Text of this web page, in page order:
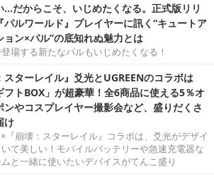
…だからこそ、いじめたくなる。正式版リリ
パルワールド』プレイヤーに訊く“キュートア
ョン×パル”の底知れぬ魅力とは
場する新たなパルもいじめたくなる！
スターレイル』爻光とUGREENのコラボは
フトBOX」が超豪華！全6商品に使える5％オ
ンやコスプレイヤー撮影会など、盛りだくさ
け
『崩壊：スターレイル』コラボは、爻光がデザイ
て美しい！モバイルバッテリーや急速充電器な
と一緒に使いたいデバイスがてんこ盛り